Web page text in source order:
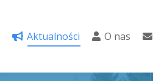
Aktualności O nas
Aktualności O nas